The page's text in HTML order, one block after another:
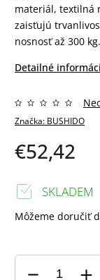
materiál, textilná
zaisťujú
nosnosť až 300 kg.
Detailné
Značka: BUSHIDO
€52,42
SKLADEM
Môžeme doručiť